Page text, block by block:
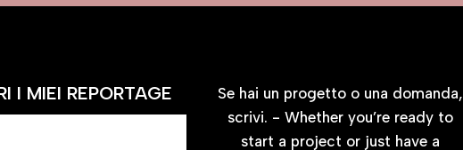
I MIEI REPORTAGE
Se hai un progetto o una domanda,
scrivi. - Whether you’re ready to
start a project or just have a